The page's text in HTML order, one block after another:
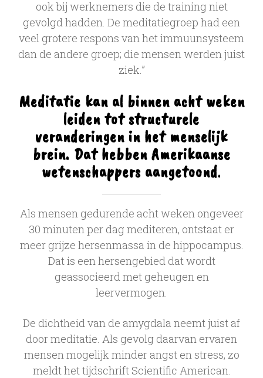
ook bij werknemers die de training niet
gevolgd hadden. De meditatiegroep had een
veel grotere respons van het immuunsysteem
dan de andere groep; die mensen werden juist
ziek.”
Meditatie kan al binnen acht weken
leiden tot structurele
veranderingen in het menselijk
brein. Dat hebben Amerikaanse
wetenschappers aangetoond.
Als mensen gedurende acht weken ongeveer
30 minuten per dag mediteren, ontstaat er
meer grijze hersenmassa in de hippocampus.
Dat is een hersengebied dat wordt
geassocieerd met geheugen en
leervermogen.
De dichtheid van de amygdala neemt juist af
door meditatie. Als gevolg daarvan ervaren
mensen mogelijk minder angst en stress, zo
meldt het tijdschrift Scientific American.